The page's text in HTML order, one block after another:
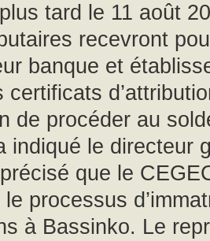
tard le 11 août
recevront
banque et
certificats
de procéder au
indiqué le directeur
que le
processus
à Bassinko. Le